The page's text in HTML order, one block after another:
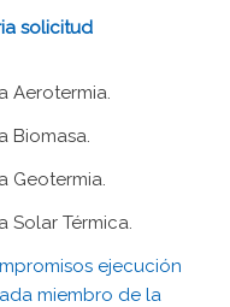
solicitud
Aerotermia.
Biomasa.
Geotermia.
Solar Térmica.
ejecución
miembro de la